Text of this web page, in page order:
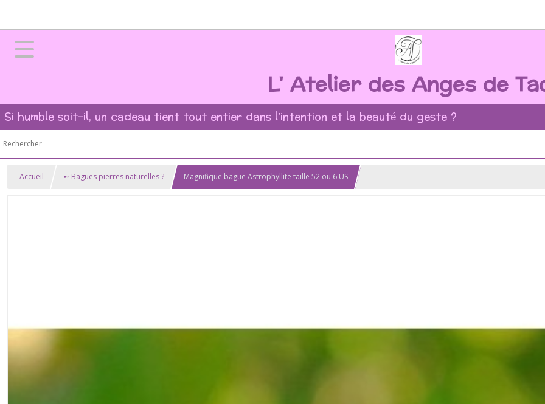
L' Atelier des Anges de
Si humble soit-il, un cadeau tient tout entier dans l'intention et la beauté du geste ?
Accueil ➻ Bagues pierres naturelles ? Magnifique bague Astrophyllite taille 52 ou 6 US